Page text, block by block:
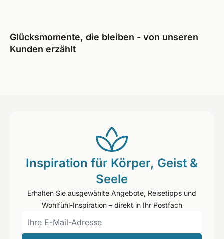
Glücksmomente, die bleiben - von unseren
Kunden erzählt
Inspiration für Körper, Geist &
Seele
Erhalten Sie ausgewählte Angebote, Reisetipps und
Wohlfühl-Inspiration – direkt in Ihr Postfach